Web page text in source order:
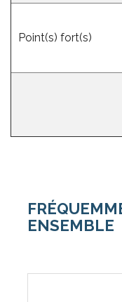
Point(s) fort(s)
ENSEMBLE